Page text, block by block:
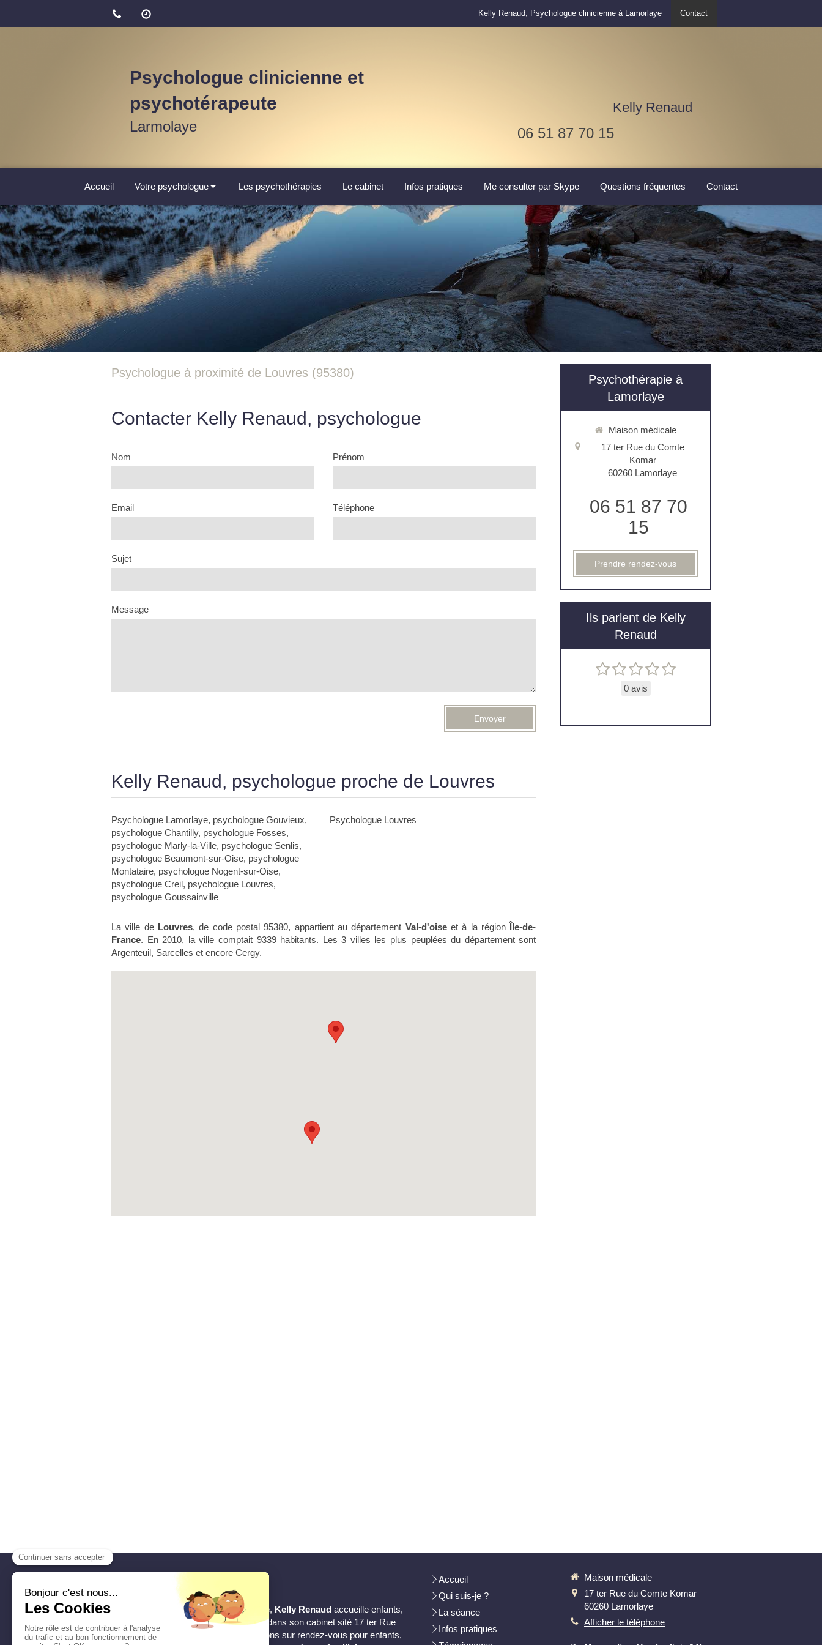
Contact
Kelly Renaud, Psychologue clinicienne à Lamorlaye
Psychologue clinicienne et
psychotérapeute
Larmolaye
Kelly Renaud
06 51 87 70 15
Accueil Votre psychologue Les psychothérapies Le cabinet Infos pratiques Me consulter par Skype Questions fréquentes Contact
Psychologue à proximité de Louvres (95380)
Contacter Kelly Renaud, psychologue
Nom Prénom
Email Téléphone
Sujet
Message
Envoyer
Kelly Renaud, psychologue proche de Louvres
Psychologue Lamorlaye, psychologue Gouvieux,
psychologue Chantilly, psychologue Fosses,
psychologue Marly-la-Ville, psychologue Senlis,
psychologue Beaumont-sur-Oise, psychologue
Montataire, psychologue Nogent-sur-Oise,
psychologue Creil, psychologue Louvres,
psychologue Goussainville
Psychologue Louvres
La ville de Louvres, de code postal 95380, appartient au département Val-d'oiseet à la région Île-de-
France. En 2010, la ville comptait 9339 habitants. Les 3 villes les plus peuplées du département sont
Argenteuil, Sarcelles et encore Cergy.
Psychothérapie à
Lamorlaye
Maison médicale
17 ter Rue du Comte
Komar
60260 Lamorlaye
06 51 87 70
15
Prendre rendez-vous
Ils parlent de Kelly
Renaud
0 avis
Kelly Renaud
Psychologue clinicienne à Lamorlaye, Kelly Renaud accueille enfants,
adolescents, adultes et encore seniors dans son cabinet sité 17 ter Rue
du Comte - Komar, pour des consultations sur rendez-vous pour enfants,
Accueil
Qui suis-je ?
La séance
Infos pratiques
Maison médicale
17 ter Rue du Comte Komar
60260 Lamorlaye
Afficher le téléphone